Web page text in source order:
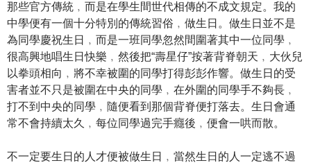
那些官方傳統﹐而是在學生間世代相傳的不成文規定。我的
中學便有一個十分特別的傳統習俗﹐做生日。做生日並不是
為同學慶祝生日﹐而是一班同學忽然間圍著其中一位同學﹐
很高興地唱生日快樂﹐然後把“壽星仔”按著背脊朝天﹐大伙兒
以拳頭相向﹐將不幸被圍的同學打得彭彭作響。做生日的受
害者並不只是被圍在中央的同學﹐在外圍的同學手不夠長﹐
打不到中央的同學﹐隨便看到那個背脊便打落去。生日會通
常不會持續太久﹐每位同學過完手癮後﹐便會一哄而散。
不一定要生日的人才便被做生日﹐當然生日的人一定逃不過